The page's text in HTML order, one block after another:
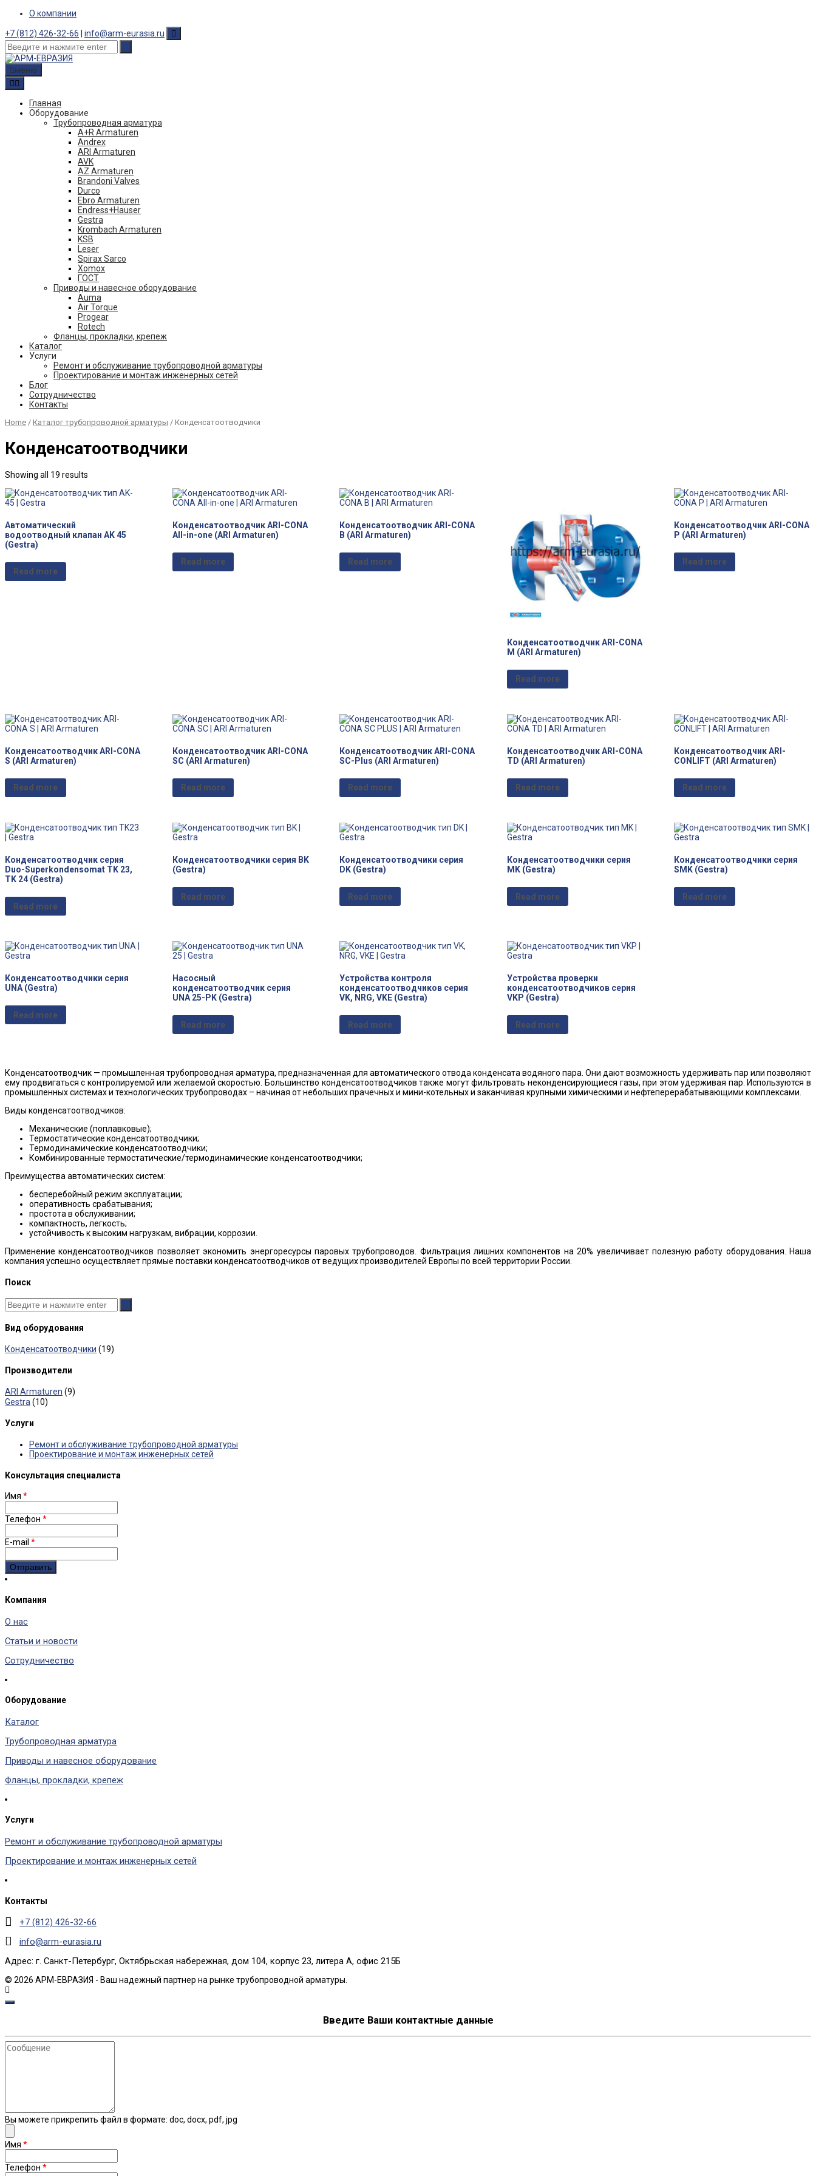
Skip
content
О компании
+7 (812) 426-32-66 info@arm-eurasia.ru
меню
Главная
Оборудование
Трубопроводная арматура
A+R Armaturen
Andrex
ARI Armaturen
AVK
AZ Armaturen
Brandoni Valves
Durco
Ebro Armaturen
Endress+Hauser
Gestra
Krombach Armaturen
KSB
Leser
Spirax Sarco
Xomox
ГОСТ
Приводы и навесное оборудование
Auma
Air Torque
Progear
Rotech
Фланцы, прокладки, крепеж
Каталог
Услуги
Ремонт и обслуживание трубопроводной арматуры
Проектирование и монтаж инженерных сетей
Блог
Сотрудничество
Контакты
Home / Каталог трубопроводной арматуры / Конденсатоотводчики
Конденсатоотводчики
Showing all 19 results
Автоматический
водоотводный клапан AK 45
(Gestra)
Read more
Конденсатоотводчик ARI-CONA
All-in-one (ARI Armaturen)
Read more
Конденсатоотводчик ARI-CONA
B (ARI Armaturen)
Read more
Конденсатоотводчик ARI-CONA
M (ARI Armaturen)
Read more
Конденсатоотводчик ARI-CONA
P (ARI Armaturen)
Read more
Конденсатоотводчик ARI-CONA
S (ARI Armaturen)
Read more
Конденсатоотводчик ARI-CONA
SC (ARI Armaturen)
Read more
Конденсатоотводчик ARI-CONA
SC-Plus (ARI Armaturen)
Read more
Конденсатоотводчик ARI-CONA
TD (ARI Armaturen)
Read more
Конденсатоотводчик ARI-
CONLIFT (ARI Armaturen)
Read more
Конденсатоотводчик серия
Duo-Superkondensomat TK 23,
TK 24 (Gestra)
Read more
Конденсатоотводчики серия BK
(Gestra)
Read more
Конденсатоотводчики серия
DK (Gestra)
Read more
Конденсатоотводчики серия
MK (Gestra)
Read more
Конденсатоотводчики серия
SMK (Gestra)
Read more
Конденсатоотводчики серия
UNA (Gestra)
Read more
Насосный
конденсатоотводчик серия
UNA 25-PK (Gestra)
Read more
Устройства контроля
конденсатоотводчиков серия
VK, NRG, VKE (Gestra)
Read more
Устройства проверки
конденсатоотводчиков серия
VKP (Gestra)
Read more
Конденсатоотводчик — промышленная трубопроводная арматура, предназначенная для автоматического отвода конденсата водяного пара. Они дают возможность удерживать пар или позволяют
ему продвигаться с контролируемой или желаемой скоростью. Большинство конденсатоотводчиков также могут фильтровать неконденсирующиеся газы, при этом удерживая пар. Используются в
промышленных системах и технологических трубопроводах – начиная от небольших прачечных и мини-котельных и заканчивая крупными химическими и нефтеперерабатывающими комплексами.
Виды конденсатоотводчиков:
Механические (поплавковые);
Термостатические конденсатоотводчики;
Термодинамические конденсатоотводчики;
Комбинированные термостатические/термодинамические конденсатоотводчики;
Преимущества автоматических систем:
бесперебойный режим эксплуатации;
оперативность срабатывания;
простота в обслуживании;
компактность, легкость;
устойчивость к высоким нагрузкам, вибрации, коррозии.
Применение конденсатоотводчиков позволяет экономить энергоресурсы паровых трубопроводов. Фильтрация лишних компонентов на 20% увеличивает полезную работу оборудования. Наша
компания успешно осуществляет прямые поставки конденсатоотводчиков от ведущих производителей Европы по всей территории России.
Поиск
Вид оборудования
Конденсатоотводчики (19)
Производители
ARI Armaturen (9)
Gestra (10)
Услуги
Ремонт и обслуживание трубопроводной арматуры
Проектирование и монтаж инженерных сетей
Консультация специалиста
Имя *
Телефон *
E-mail *
Компания
О нас
Статьи и новости
Сотрудничество
Оборудование
Каталог
Трубопроводная арматура
Приводы и навесное оборудование
Фланцы, прокладки, крепеж
Услуги
Ремонт и обслуживание трубопроводной арматуры
Проектирование и монтаж инженерных сетей
Контакты
+7 (812) 426-32-66
info@arm-eurasia.ru
Адрес: г. Санкт-Петербург, Октябрьская набережная, дом 104, корпус 23, литера А, офис 215Б
© 2026 АРМ-ЕВРАЗИЯ - Ваш надежный партнер на рынке трубопроводной арматуры.
Введите Ваши контактные данные
Сообщение
Вы можете прикрепить файл в формате: doc, docx, pdf, jpg
Имя *
Телефон *